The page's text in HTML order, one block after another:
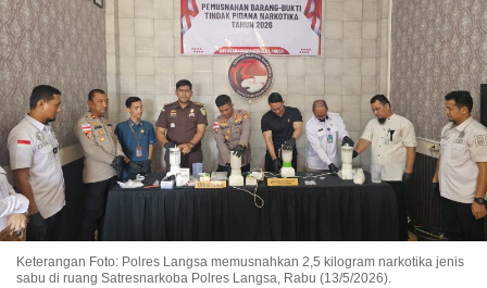
Keterangan Foto: Polres Langsa memusnahkan 2,5 kilogram narkotika jenis
sabu di ruang Satresnarkoba Polres Langsa, Rabu (13/5/2026).